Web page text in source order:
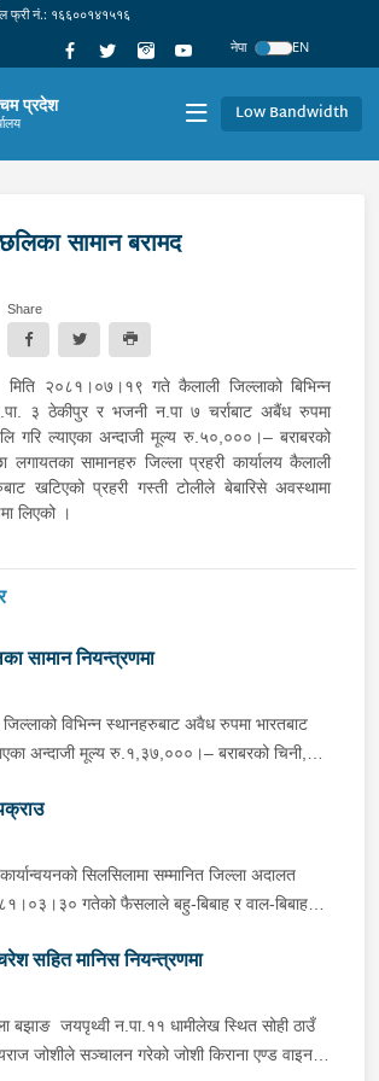
फ्री नं.: १६६००१४१५१६
नेपा
EN
प्रदेश Low Bandwidth
सामान बरामद
Share
मिति २०८१।०७।१९ गते कैलाली जिल्लाको बिभिन्न
३ ठेकीपुर र भजनी न.पा ७ चर्राबाट अबैंध रुपमा
गरि ल्याएका अन्दाजी मूल्य रु.५०,०००।– बराबरको
लगायतका सामानहरु जिल्ला प्रहरी कार्यालय कैलाली
खटिएको प्रहरी गस्ती टोलीले बेबारिसे अवस्थामा
लिएको ।
सामान नियन्त्रणमा
विभिन्न स्थानहरुबाट अवैध रुपमा भारतबाट
अन्दाजी मूल्य रु.१,३७,०००।– बराबरको चिनी,
कैलाली तथा मातहत कार्यालयबाट खटिएको प्रहरीले
पारी आवश्यक प्रक्रिया पुरा गरी नियन्त्रणमा लिएको
गरी ल्याएका अन्दाजी मूल्य रु.२९,६००।– बराबरको
कार्यालय कञ्चनपुर मातहत कार्यालयबाट खटिएको
फेला पारी आवश्यक प्रक्रिया पुरा गरी
छ ।
सिलसिलामा सम्मानित जिल्ला अदालत
गतेको फैसलाले बहु-बिबाह र वाल-बिबाह
बस्ने बर्ष ४७ को तिला चन्द्र शर्मालाई इलाका
कैलालीबाट खटिएको प्रहरीले बुधबार दिउँसो निजकै
गरेको छ ।
सहित मानिस नियन्त्रणमा
जयपृथ्वी न.पा.११ धामीलेख स्थित सोही ठाउँ
जोशीले सञ्चालन गरेको जोशी किराना एण्ड वाइन